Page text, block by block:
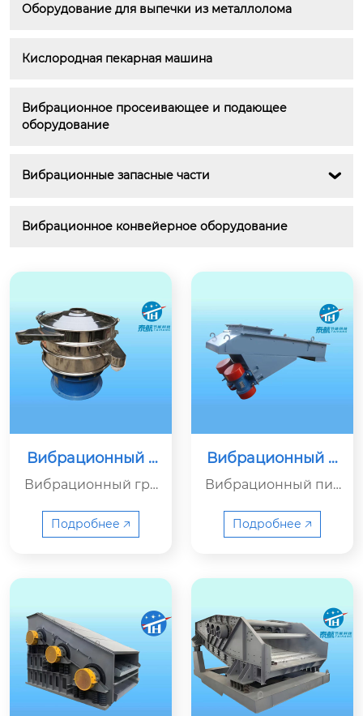
Оборудование для выпечки из металлолома
Кислородная пекарная машина
Вибрационное просеивающее и подающее
оборудование
Вибрационные запасные части 
Вибрационное конвейерное оборудование
Вибрационный г
рохот серии XZS
Вибрационный гро
овном используетс
я для просеивания
порошкообразных
чем 20 отраслях пр
омышленности, так
их как металлургия,
химическая промы
шленность, пищева
Подробнее 🡥
Вибрационный п
Вибрационный пит
то новый тип энерг
осберегающего и у
ающего оборудова
Подробнее 🡥